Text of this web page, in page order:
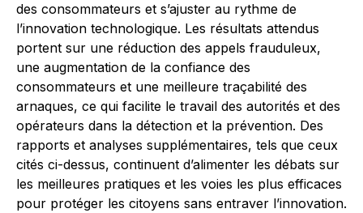
des consommateurs et s’ajuster au rythme de
l’innovation technologique. Les résultats attendus
portent sur une réduction des appels frauduleux,
une augmentation de la confiance des
consommateurs et une meilleure traçabilité des
arnaques, ce qui facilite le travail des autorités et des
opérateurs dans la détection et la prévention. Des
rapports et analyses supplémentaires, tels que ceux
cités ci-dessus, continuent d’alimenter les débats sur
les meilleures pratiques et les voies les plus efficaces
pour protéger les citoyens sans entraver l’innovation.